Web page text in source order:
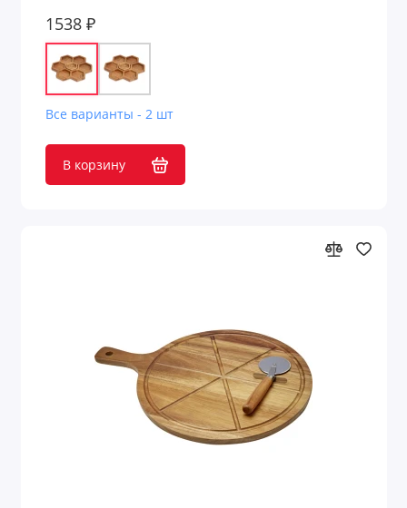
1538 ₽
Все варианты - 2 шт
В корзину